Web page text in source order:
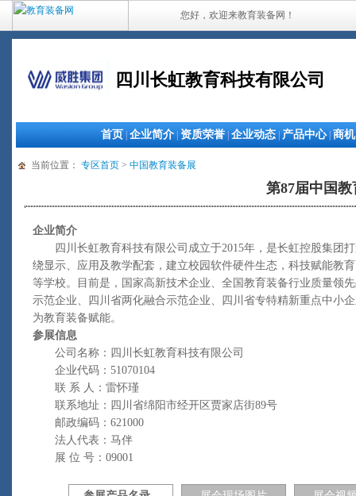
您好，欢迎来教育装备网！
四川长虹教育科技有限公司
首页 企业简介 资质荣誉 企业动态 产品中心| 商机
当前位置： 专区首页 > 中国教育装备展
第87届中国
企业简介
四川长虹教育科技有限公司成立于2015年，是长虹控股集团
绕显示、应用及教学配套，建立校园软件硬件生态，科技赋能教
等学校。目前是，国家高新技术企业、全国教育装备行业质量领
示范企业、四川省两化融合示范企业、四川省专特精新重点中小
为教育装备赋能。
参展信息
公司名称：四川长虹教育科技有限公司
企业代码：51070104
联 系 人：雷怀瑾
联系地址：四川省绵阳市经开区贾家店街89号
邮政编码：621000
法人代表：马伴
展 位 号：09001